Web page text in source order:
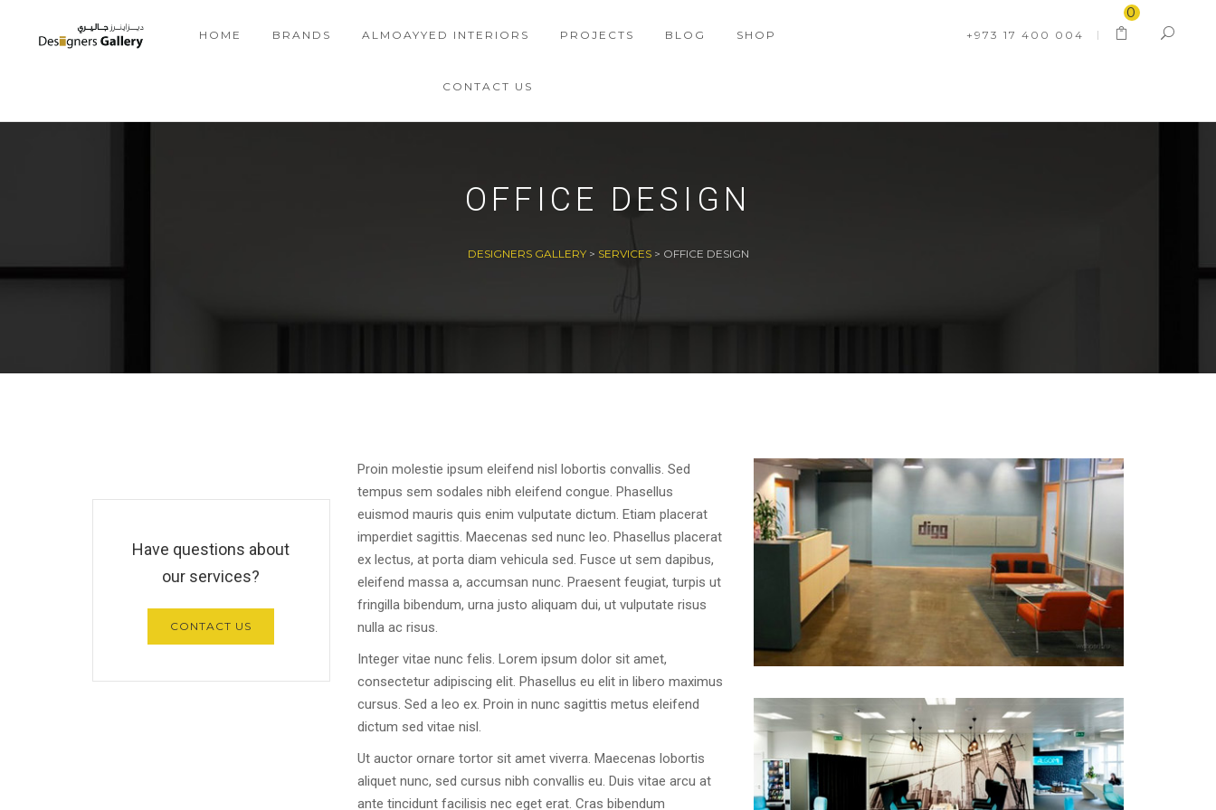
HOME BRANDS ALMOAYYED INTERIORS PROJECTS BLOG SHOP
CONTACT US
+973 17 400 004
0
OFFICE DESIGN
DESIGNERS GALLERY> SERVICES> OFFICE DESIGN
Have questions about
our services?
CONTACT US
Proin molestie ipsum eleifend nisl lobortis convallis. Sed
tempus sem sodales nibh eleifend congue. Phasellus
euismod mauris quis enim vulputate dictum. Etiam placerat
imperdiet sagittis. Maecenas sed nunc leo. Phasellus placerat
ex lectus, at porta diam vehicula sed. Fusce ut sem dapibus,
eleifend massa a, accumsan nunc. Praesent feugiat, turpis ut
fringilla bibendum, urna justo aliquam dui, ut vulputate risus
nulla ac risus.
Integer vitae nunc felis. Lorem ipsum dolor sit amet,
consectetur adipiscing elit. Phasellus eu elit in libero maximus
cursus. Sed a leo ex. Proin in nunc sagittis metus eleifend
dictum sed vitae nisl.
Ut auctor ornare tortor sit amet viverra. Maecenas lobortis
aliquet nunc, sed cursus nibh convallis eu. Duis vitae arcu at
ante tincidunt facilisis nec eget erat. Cras bibendum